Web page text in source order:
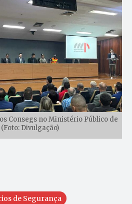
Consegs no Ministério Público de
(Foto: Divulgação)
de Segurança